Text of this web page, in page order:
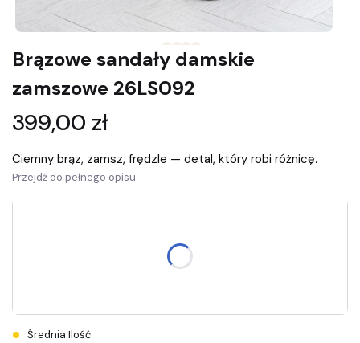
Brązowe sandały damskie
zamszowe 26LS092
Cena
399,00 zł
Ciemny brąz, zamsz, frędzle — detal, który robi różnicę.
Przejdź do pełnego opisu
Długość wkładek znajdziesz w opisie.
Średnia Ilość